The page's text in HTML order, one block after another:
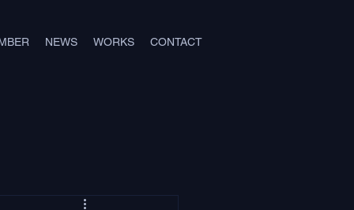
NEWS WORKS CONTACT